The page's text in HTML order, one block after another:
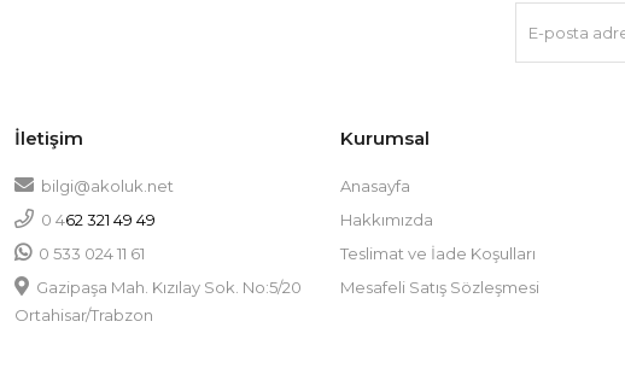
İletişim
bilgi@akoluk.net
0 462 321 49 49
0 533 024 11 61
Gazipaşa Mah. Kızılay Sok. No:5/20
Ortahisar/Trabzon
Kurumsal
Anasayfa
Hakkımızda
Teslimat ve İade Koşulları
Mesafeli Satış Sözleşmesi